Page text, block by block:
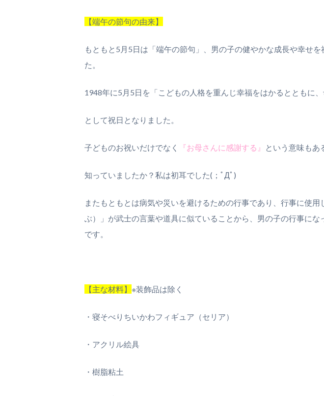
【端午の節句の由来】
もともと5月5日は「端午の節句」、男の子の健やかな成長や幸せ
た。
1948年に5月5日を「こどもの人格を重んじ幸福をはかるとともに、
として祝日となりました。
子どものお祝いだけでなく 『お母さんに感謝する』 という意味もあ
知っていましたか？私は初耳でした(；ﾟДﾟ)
またもともとは病気や災いを避けるための行事であり、行事に使用
ぶ）」が武士の言葉や道具に似ていることから、男の子の行事にな
です。
【主な材料】 ※装飾品は除く
・寝そべりちいかわフィギュア（セリア）
・アクリル絵具
・樹脂粘土